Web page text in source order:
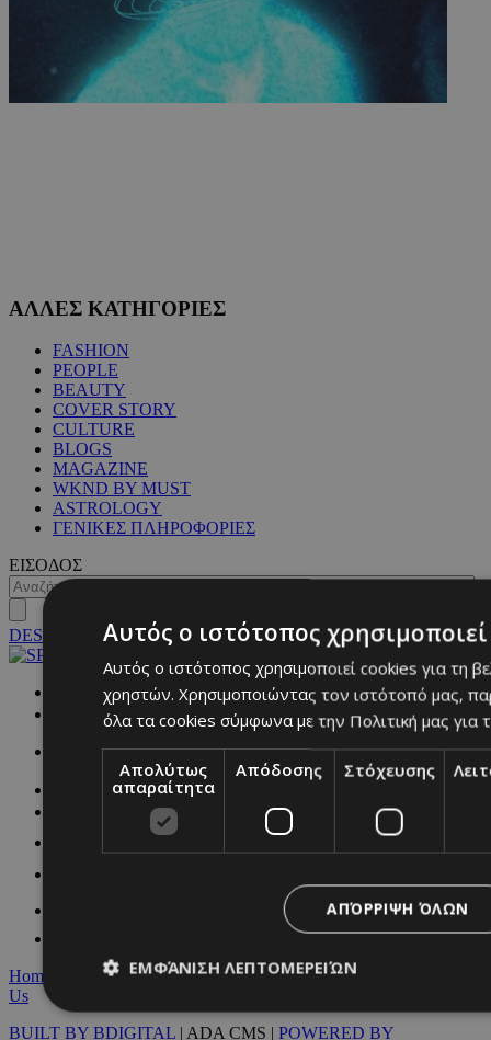
ΑΛΛΕΣ ΚΑΤΗΓΟΡΙΕΣ
FASHION
PEOPLE
BEAUTY
COVER STORY
CULTURE
BLOGS
MAGAZINE
WKND BY MUST
ASTROLOGY
ΓΕΝΙΚΕΣ ΠΛΗΡΟΦΟΡΙΕΣ
ΕΙΣΟΔΟΣ
DESKTOP
NETWORK:
Home Terms & Conditions|Privacy Policy|About Us
Us
BUILT BY BDIGITAL | ADA CMS | POWERED BY
Αυτός ο ιστότοπος
Αυτός ο ιστότοπος χρησιμοποιεί cookies για τη
χρηστών. Χρησιμοποιώντας τον ιστότοπό μας,
όλα τα cookies σύμφωνα με την Πολιτική μας για
Απολύτως
απαραίτητα
Απόδοσης Στόχευσης
ΑΠΌΡΡΙΨΗ ΌΛΩΝ
ΕΜΦΆΝΙΣΗ ΛΕΠΤΟΜΕΡΕΙΏΝ